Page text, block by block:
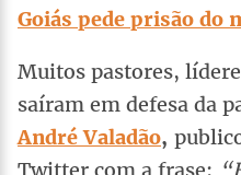
Goiás pede prisão do
Muitos pastores,
saíram em defesa da
André Valadão,
Twitter com a frase: